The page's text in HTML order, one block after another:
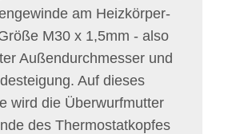
am Heizkörper-
M30 x 1,5mm - also
Außendurchmesser und
Auf dieses
wird die Überwurfmutter
des Thermostatkopfes